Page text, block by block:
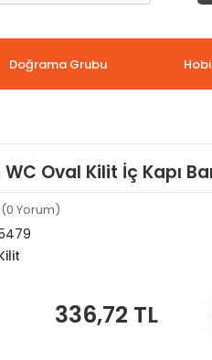
Doğrama Grubu
WC Oval Kilit İç Kapı
(0 Yorum)
336,72 TL